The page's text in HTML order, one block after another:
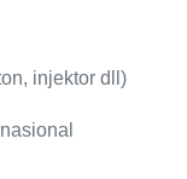
injektor dll)